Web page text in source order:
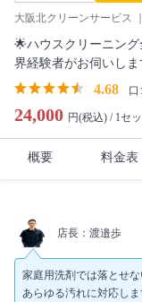
大阪北クリーンサービス
🌟ハウスクリーニン
界経験者がお伺いしま
4.68 口
24,000 円(税込) / 1セ
概要 料金表
店長：渡邉歩
家庭用洗剤では落とせ
あらゆる汚れに対応しま